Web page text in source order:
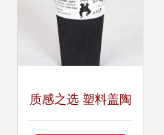
质感之选 塑料盖陶